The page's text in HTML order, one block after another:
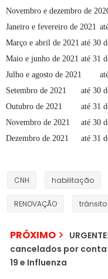
Novembro e dezembro de
Janeiro e fevereiro de 2021
Março e abril de 2021 até 30
Maio e junho de 2021 até 31
Julho e agosto de 2021
Setembro de 2021
até 30
Outubro de 2021
até 31
Novembro de 2021
até 30
Dezembro de 2021
até 31
CNH habilitação
RENOVAÇÃO trânsito
PRÓXIMO
cancelados por
19 e Influenza